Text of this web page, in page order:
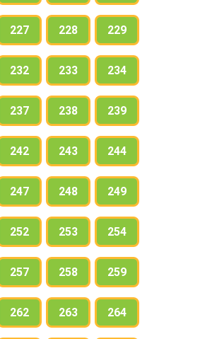
227 228 229
232 233 234
237 238 239
242 243 244
247 248 249
252 253 254
257 258 259
262 263 264